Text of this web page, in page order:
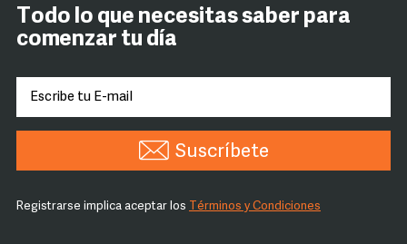
Todo lo que necesitas saber para
comenzar tu día
Suscríbete
Registrarse implica aceptar los Términos y Condiciones